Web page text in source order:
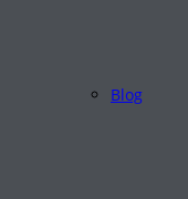
Blog